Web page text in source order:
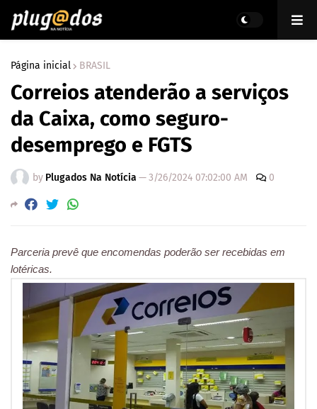
Página inicial BRASIL
Correios atenderão a serviços
da Caixa, como seguro-
desemprego e FGTS
by Plugados Na Notícia —3/26/2024 07:02:00 AM 0
Parceria prevê que encomendas poderão ser recebidas em
lotéricas.